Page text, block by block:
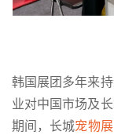
韩国展团多年来
业对中国市场及
期间，长城宠物展